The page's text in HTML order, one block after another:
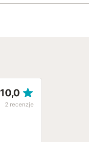
10,0
2 recenzje